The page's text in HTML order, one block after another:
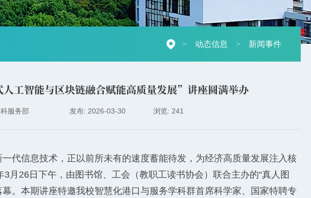
摄影：秋草
> 动态信息 > 新闻事件
工智能与区块链融合赋能高质量发展”讲座圆满举办
服务部 发布: 2026-03-30 浏览: 241
代信息技术，正以前所未有的速度蓄能待发，为经济高质量发展注入核
月26日下午，由图书馆、工会（教职工读书协会）联合主办的“真人图
。本期讲座特邀我校智慧化港口与服务学科群首席科学家、国家特聘专